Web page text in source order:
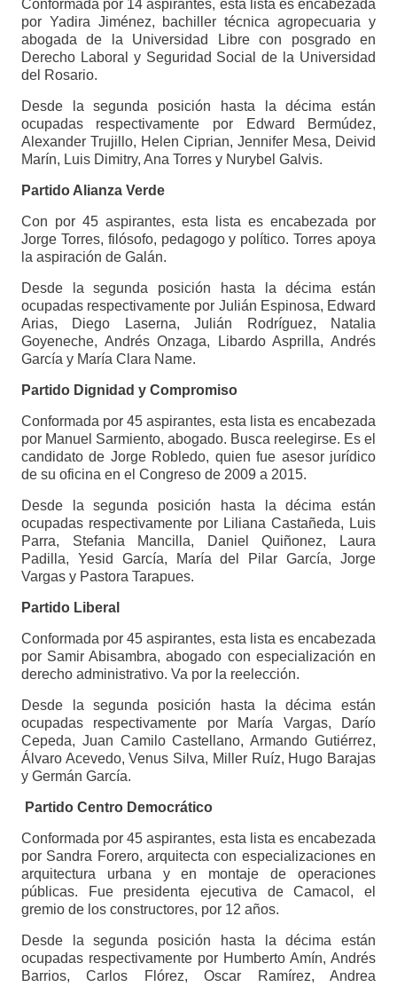
Conformada por 14 aspirantes, esta lista es encabezada
por Yadira Jiménez, bachiller técnica agropecuaria y
abogada de la Universidad Libre con posgrado en
Derecho Laboral y Seguridad Social de la Universidad
del Rosario.
Desde la segunda posición hasta la décima están
ocupadas respectivamente por Edward Bermúdez,
Alexander Trujillo, Helen Ciprian, Jennifer Mesa, Deivid
Marín, Luis Dimitry, Ana Torres y Nurybel Galvis.
Partido Alianza Verde
Con por 45 aspirantes, esta lista es encabezada por
Jorge Torres, filósofo, pedagogo y político. Torres apoya
la aspiración de Galán.
Desde la segunda posición hasta la décima están
ocupadas respectivamente por Julián Espinosa, Edward
Arias, Diego Laserna, Julián Rodríguez, Natalia
Goyeneche, Andrés Onzaga, Libardo Asprilla, Andrés
García y María Clara Name.
Partido Dignidad y Compromiso
Conformada por 45 aspirantes, esta lista es encabezada
por Manuel Sarmiento, abogado. Busca reelegirse. Es el
candidato de Jorge Robledo, quien fue asesor jurídico
de su oficina en el Congreso de 2009 a 2015.
Desde la segunda posición hasta la décima están
ocupadas respectivamente por Liliana Castañeda, Luis
Parra, Stefania Mancilla, Daniel Quiñonez, Laura
Padilla, Yesid García, María del Pilar García, Jorge
Vargas y Pastora Tarapues.
Partido Liberal
Conformada por 45 aspirantes, esta lista es encabezada
por Samir Abisambra, abogado con especialización en
derecho administrativo. Va por la reelección.
Desde la segunda posición hasta la décima están
ocupadas respectivamente por María Vargas, Darío
Cepeda, Juan Camilo Castellano, Armando Gutiérrez,
Álvaro Acevedo, Venus Silva, Miller Ruíz, Hugo Barajas
y Germán García.
Partido Centro Democrático
Conformada por 45 aspirantes, esta lista es encabezada
por Sandra Forero, arquitecta con especializaciones en
arquitectura urbana y en montaje de operaciones
públicas. Fue presidenta ejecutiva de Camacol, el
gremio de los constructores, por 12 años.
Desde la segunda posición hasta la décima están
ocupadas respectivamente por Humberto Amín, Andrés
Barrios, Carlos Flórez, Oscar Ramírez, Andrea